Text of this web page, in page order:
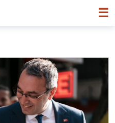
☰